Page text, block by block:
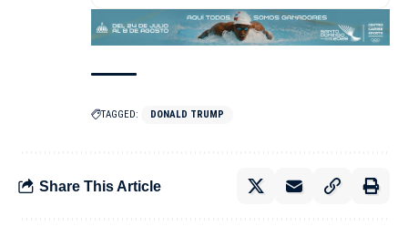
TAGGED: DONALD TRUMP
Share This Article